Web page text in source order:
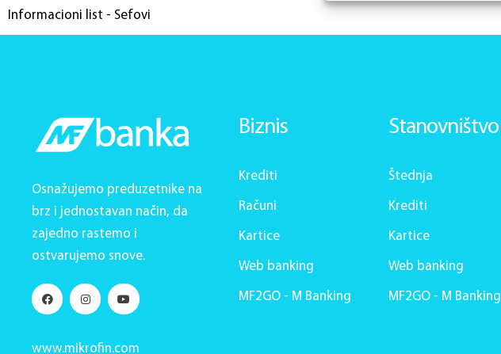
Informacioni list - Sefovi
Osnažujemo preduzetnike na
brz i jednostavan način, da
zajedno rastemo i
ostvarujemo snove.
www.mikrofin.com
Biznis
Krediti
Računi
Kartice
Web banking
MF2GO - M Banking
Stanovništvo
Štednja
Krediti
Kartice
Web banking
MF2GO - M Banking